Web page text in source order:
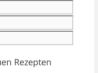
Rezepten